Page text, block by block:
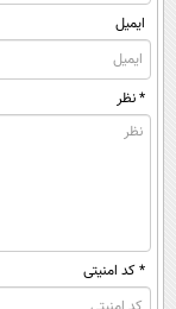
ایمیل
* نظر
* کد امنیتی